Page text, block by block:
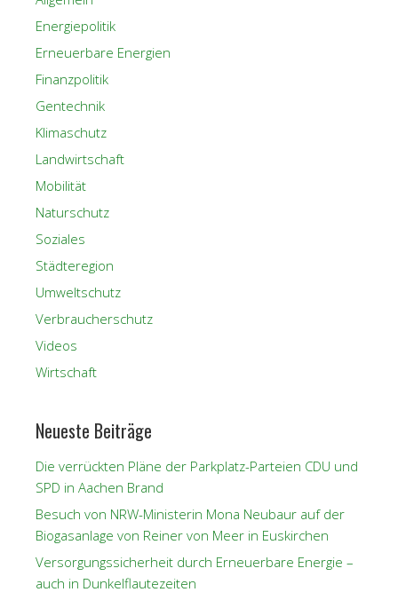
Energiepolitik
Erneuerbare Energien
Finanzpolitik
Gentechnik
Klimaschutz
Landwirtschaft
Mobilität
Naturschutz
Soziales
Städteregion
Umweltschutz
Verbraucherschutz
Videos
Wirtschaft
Neueste Beiträge
Die verrückten Pläne der Parkplatz-Parteien CDU und
SPD in Aachen Brand
Besuch von NRW-Ministerin Mona Neubaur auf der
Biogasanlage von Reiner von Meer in Euskirchen
Versorgungssicherheit durch Erneuerbare Energie –
auch in Dunkelflautezeiten